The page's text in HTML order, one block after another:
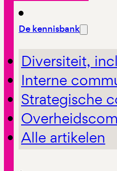
De kennisbank
Diversiteit,
Interne
Strategische
Alle artikelen